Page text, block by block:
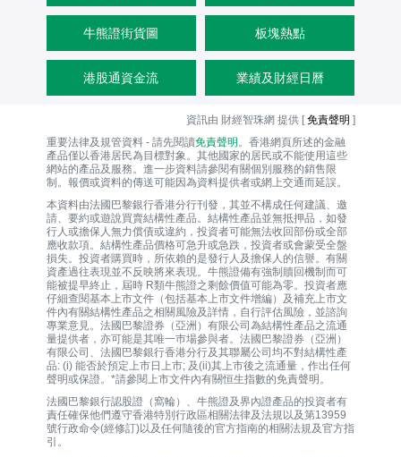
牛熊證街貨圖 板塊熱點
港股通資金流 業績及財經日曆
資訊由 財經智珠網 提供 [免責聲明 ]
重要法律及規管資料 - 請先閱讀免責聲明 。香港網頁所述的金融
產品僅以香港居民為目標對象。其他國家的居民或不能使用這些
網站的產品及服務。進一步資料請參閱有關個別服務的銷售限
制。報價或資料的傳送可能因為資料提供者或網上交通而延誤。
本資料由法國巴黎銀行香港分行刊發，其並不構成任何建議、邀
請、要約或遊說買賣結構性產品。結構性產品並無抵押品，如發
行人或擔保人無力償債或違約，投資者可能無法收回部份或全部
應收款項。結構性產品價格可急升或急跌，投資者或會蒙受全盤
損失。投資者購買時，所依賴的是發行人及擔保人的信譽。有關
資產過往表現並不反映將來表現。牛熊證備有強制贖回機制而可
能被提早終止，屆時 R類牛熊證之剩餘價值可能為零。投資者應
仔細查閱基本上市文件（包括基本上市文件增編）及補充上市文
件內有關結構性產品之相關風險及詳情，自行評估風險，並諮詢
專業意見。法國巴黎證券（亞洲）有限公司為結構性產品之流通
量提供者，亦可能是其唯一巿場參與者。法國巴黎證券（亞洲）
有限公司、法國巴黎銀行香港分行及其聯屬公司均不對結構性產
品: (i) 能否於預定上市日上市; 及(ii)其上市後之流通量，作出任何
聲明或保證。*請參閱上市文件內有關恒生指數的免責聲明。
法國巴黎銀行認股證（窩輪）、牛熊證及界內證產品的投資者有
責任確保他們遵守香港特別行政區相關法律及法規以及第13959
號行政命令(經修訂)以及任何隨後的官方指南的相關法規及官方指
引。